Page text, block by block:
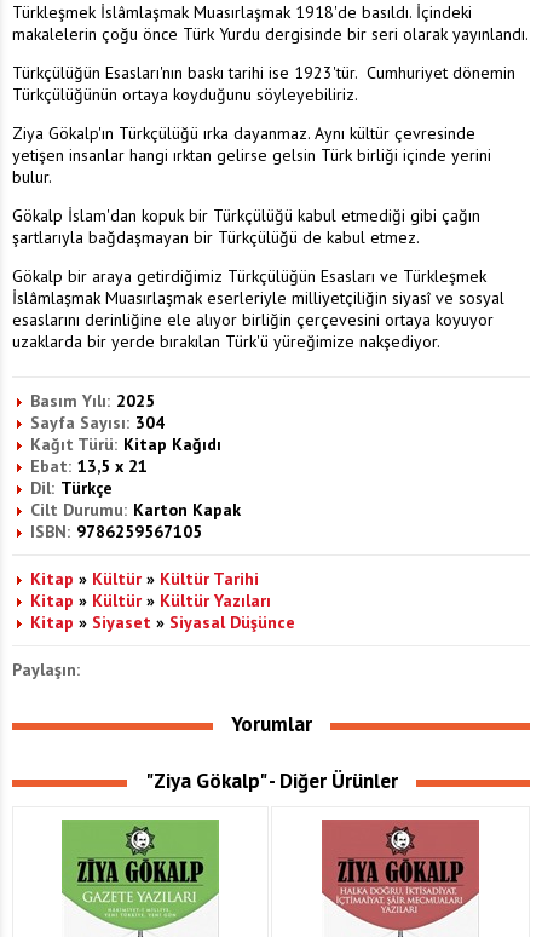
Türkleşmek İslâmlaşmak Muasırlaşmak 1918'de basıldı. İçindeki
makalelerin çoğu önce Türk Yurdu dergisinde bir seri olarak yayınlandı.
Türkçülüğün Esasları'nın baskı tarihi ise 1923'tür. Cumhuriyet dönemin
Türkçülüğünün ortaya koyduğunu söyleyebiliriz.
Ziya Gökalp'ın Türkçülüğü ırka dayanmaz. Aynı kültür çevresinde
yetişen insanlar hangi ırktan gelirse gelsin Türk birliği içinde yerini
bulur.
Gökalp İslam'dan kopuk bir Türkçülüğü kabul etmediği gibi çağın
şartlarıyla bağdaşmayan bir Türkçülüğü de kabul etmez.
Gökalp bir araya getirdiğimiz Türkçülüğün Esasları ve Türkleşmek
İslâmlaşmak Muasırlaşmak eserleriyle milliyetçiliğin siyasî ve sosyal
esaslarını derinliğine ele alıyor birliğin çerçevesini ortaya koyuyor
uzaklarda bir yerde bırakılan Türk'ü yüreğimize nakşediyor.
Basım Yılı: 2025
Sayfa Sayısı: 304
Kağıt Türü: Kitap Kağıdı
Ebat: 13,5 x 21
Dil: Türkçe
Cilt Durumu: Karton Kapak
ISBN: 9786259567105
Kitap » Kültür » Kültür Tarihi
Kitap » Kültür » Kültür Yazıları
Kitap » Siyaset » Siyasal Düşünce
Paylaşın:
Yorumlar
"Ziya Gökalp" - Diğer Ürünler